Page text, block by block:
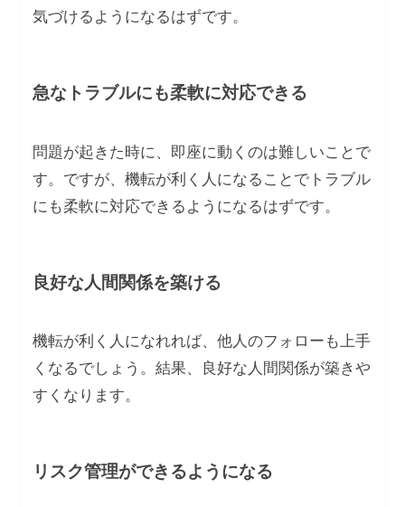
気づけるようになるはずです。
急なトラブルにも柔軟に対応できる
問題が起きた時に、即座に動くのは難しいことで
す。ですが、機転が利く人になることでトラブル
にも柔軟に対応できるようになるはずです。
良好な人間関係を築ける
機転が利く人になれれば、他人のフォローも上手
くなるでしょう。結果、良好な人間関係が築きや
すくなります。
リスク管理ができるようになる